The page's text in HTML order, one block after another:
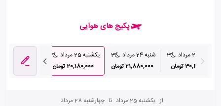
پکیج های هوایی
3
30,490,000 تومان
شنبه 24 مرداد
3
21,880,000 تومان
یکشنبه 25 مرداد
3
20,180,000 تومان
دوشنبه 26 مرداد
21,000,000 تومان
از یکشنبه 25 مرداد تا چهارشنبه 28 مرداد